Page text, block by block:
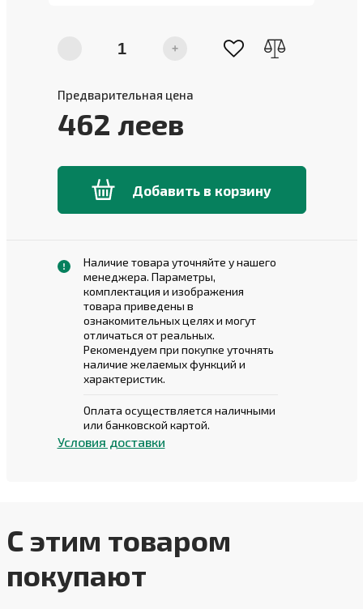
+
Предварительная цена
462 леев
Добавить в корзину
Наличие товара уточняйте у нашего
менеджера. Параметры,
комплектация и изображения
товара приведены в
ознакомительных целях и могут
отличаться от реальных.
Рекомендуем при покупке уточнять
наличие желаемых функций и
характеристик.
Оплата осуществляется наличными
или банковской картой.
Условия доставки
С этим товаром
покупают